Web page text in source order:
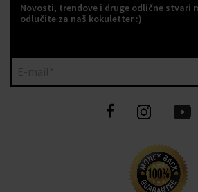
Novosti, trendove i druge odlične stvari
odlučite za naš kokuletter :)